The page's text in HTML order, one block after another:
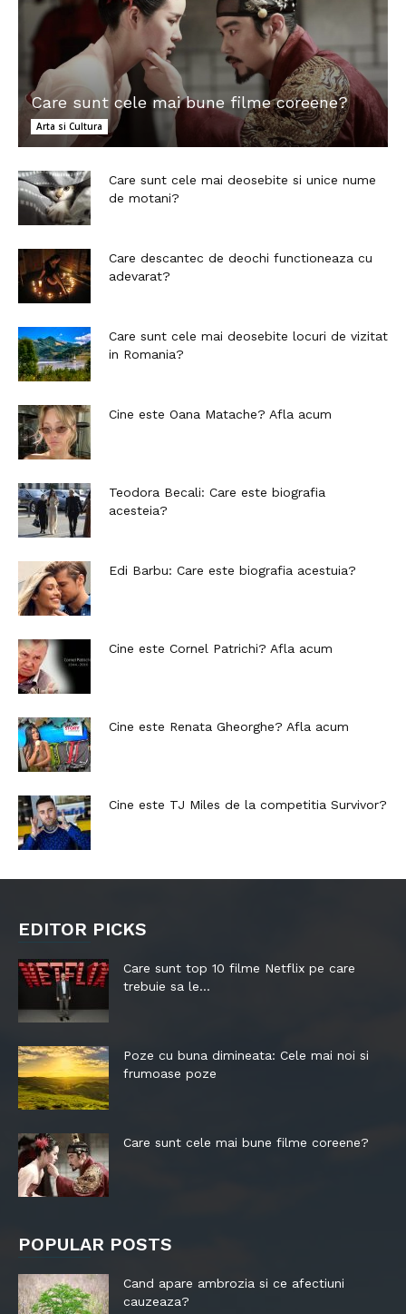
Care sunt cele mai bune filme coreene?
Arta si Cultura
Care sunt cele mai deosebite si unice nume
de motani?
Care descantec de deochi functioneaza cu
adevarat?
Care sunt cele mai deosebite locuri de vizitat
in Romania?
Cine este Oana Matache? Afla acum
Teodora Becali: Care este biografia
acesteia?
Edi Barbu: Care este biografia acestuia?
Cine este Cornel Patrichi? Afla acum
Cine este Renata Gheorghe? Afla acum
Cine este TJ Miles de la competitia Survivor?
EDITOR PICKS
Care sunt top 10 filme Netflix pe care
trebuie sa le...
Poze cu buna dimineata: Cele mai noi si
frumoase poze
Care sunt cele mai bune filme coreene?
POPULAR POSTS
Cand apare ambrozia si ce afectiuni
cauzeaza?